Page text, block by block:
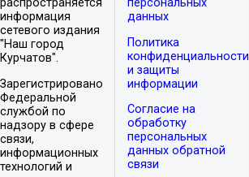
распространяется
информация
сетевого издания
"Наш город
Курчатов".
Зарегистрировано
Федеральной
службой по
надзору в сфере
связи,
информационных
технологий и
персональных
данных
Политика
конфиденциальности
и защиты
информации
Согласие на
обработку
персональных
данных обратной
связи